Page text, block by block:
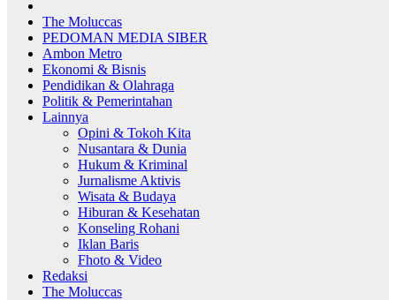
The Moluccas
PEDOMAN MEDIA SIBER
Ambon Metro
Ekonomi & Bisnis
Pendidikan & Olahraga
Politik & Pemerintahan
Lainnya
Opini & Tokoh Kita
Nusantara & Dunia
Hukum & Kriminal
Jurnalisme Aktivis
Wisata & Budaya
Hiburan & Kesehatan
Konseling Rohani
Iklan Baris
Fhoto & Video
Redaksi
The Moluccas